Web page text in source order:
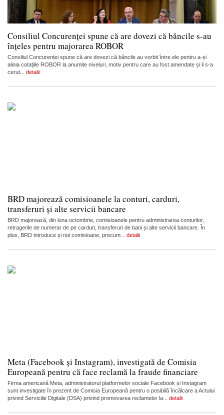
Consiliul Concurenței spune că are dovezi că băncile s-au
înțeles pentru majorarea ROBOR
Consiliul Concurenței spune că are dovezi că băncile au vorbit între ele pentru a-și
alinia cotațiile ROBOR la anumite niveluri, motiv pentru care au fost amendate și li s-a
cerut... detalii
BRD majorează comisioanele la conturi, carduri,
transferuri și alte servicii bancare
BRD majorează, din luna octombrie, comisioanele pentru administrarea conturilor,
retragerile de numerar de pe carduri, transferuri de bani și alte servicii bancare. În
plus, BRD introduce și noi comisioane, precum... detalii
Meta (Facebook și Instagram), investigată de Comisia
Europeană pentru că face reclamă la fraude financiare
Firma americană Meta, administratorul platformelor sociale Facebook și Instagram
sunt investigate în prezent de Comisia Europeană pentru o posibilă încălcare a Actului
privind Serviciile Digitale (DSA) privind promovarea reclamelor la... detalii